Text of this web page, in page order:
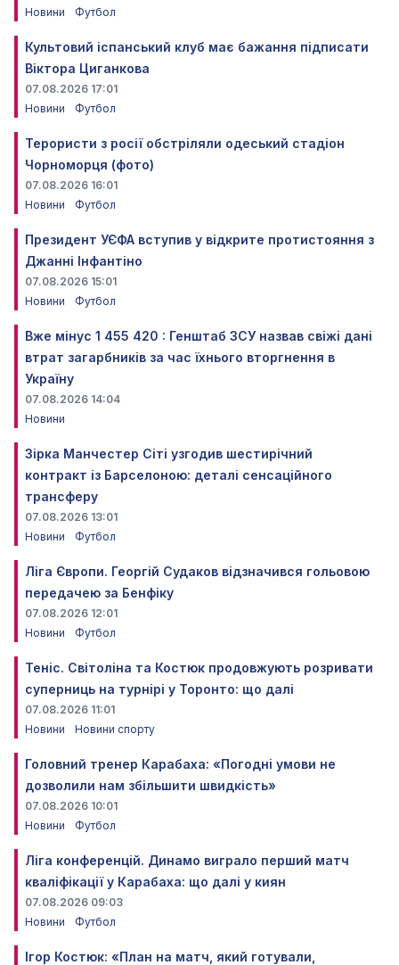
Новини
Футбол
Культовий іспанський клуб має бажання підписати
Віктора Циганкова
07.08.2026 17:01
Новини
Футбол
Терористи з росії обстріляли одеський стадіон
Чорноморця (фото)
07.08.2026 16:01
Новини
Футбол
Президент УЄФА вступив у відкрите протистояння з
Джанні Інфантіно
07.08.2026 15:01
Новини
Футбол
Вже мінус 1 455 420 : Генштаб ЗСУ назвав свіжі дані
втрат загарбників за час їхнього вторгнення в
Україну
07.08.2026 14:04
Новини
Зірка Манчестер Сіті узгодив шестирічний
контракт із Барселоною: деталі сенсаційного
трансферу
07.08.2026 13:01
Новини
Футбол
Ліга Європи. Георгій Судаков відзначився гольовою
передачею за Бенфіку
07.08.2026 12:01
Новини
Футбол
Теніс. Світоліна та Костюк продовжують розривати
суперниць на турнірі у Торонто: що далі
07.08.2026 11:01
Новини
Новини спорту
Головний тренер Карабаха: «Погодні умови не
дозволили нам збільшити швидкість»
07.08.2026 10:01
Новини
Футбол
Ліга конференцій. Динамо виграло перший матч
кваліфікації у Карабаха: що далі у киян
07.08.2026 09:03
Новини
Футбол
Ігор Костюк: «План на матч, який готували,